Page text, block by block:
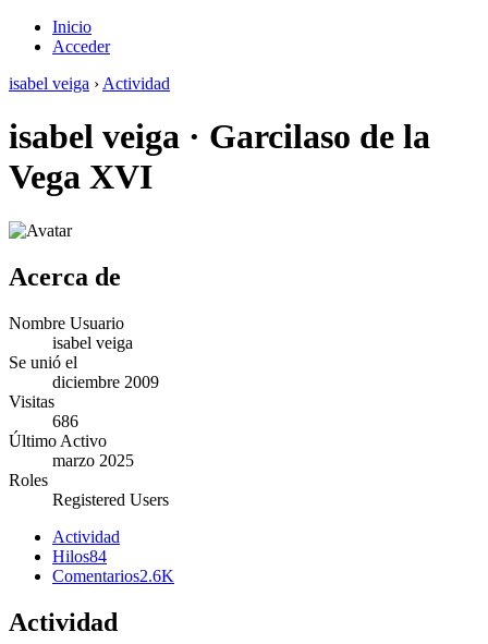
Inicio
Acceder
isabel veiga › Actividad
isabel veiga · Garcilaso de la
Vega XVI
Acerca de
Nombre Usuario
isabel veiga
Se unió el
diciembre 2009
Visitas
686
Último Activo
marzo 2025
Roles
Registered Users
Actividad
Hilos84
Comentarios2.6K
Actividad